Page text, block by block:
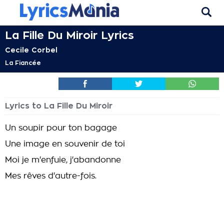
La Fille Du Miroir Lyrics
Cecile Corbel
La Fiancée
Lyrics to La Fille Du Miroir
Un soupir pour ton bagage
Une image en souvenir de toi
Moi je m'enfuie, j'abandonne
Mes rêves d'autre-fois.